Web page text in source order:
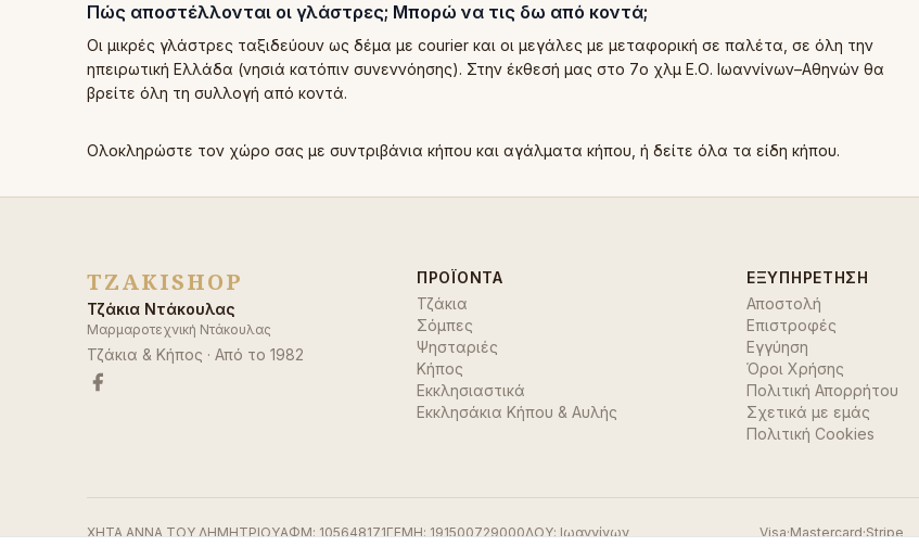
Πώς αποστέλλονται οι γλάστρες; Μπορώ να τις δω από κοντά;
Οι μικρές γλάστρες ταξιδεύουν ως δέμα με courier και οι μεγάλες με μεταφορική σε παλέτα, σε όλη την
ηπειρωτική Ελλάδα (νησιά κατόπιν συνεννόησης). Στην έκθεσή μας στο 7ο χλμ Ε.Ο. Ιωαννίνων–Αθηνών θα
βρείτε όλη τη συλλογή από κοντά.
Ολοκληρώστε τον χώρο σας με συντριβάνια κήπου και αγάλματα κήπου , ή δείτε όλα τα είδη κήπου.
TZAKISHOP
Τζάκια Ντάκουλας
Μαρμαροτεχνική Ντάκουλας
Τζάκια & Κήπος · Από το 1982
ΠΡΟΪΌΝΤΑ
Τζάκια
Σόμπες
Ψησταριές
Κήπος
Εκκλησιαστικά
Εκκλησάκια Κήπου & Αυλής
ΕΞΥΠΗΡΈΤΗΣΗ
Αποστολή
Επιστροφές
Εγγύηση
Όροι Χρήσης
Πολιτική Απορρήτου
Σχετικά με εμάς
Πολιτική Cookies
ΧΗΤΑ ΑΝΝΑ ΤΟΥ ΔΗΜΗΤΡΙΟΥΑΦΜ: 105648171ΓΕΜΗ: 191500729000ΔΟΥ: Ιωαννίνων Visa·Mastercard·Stripe